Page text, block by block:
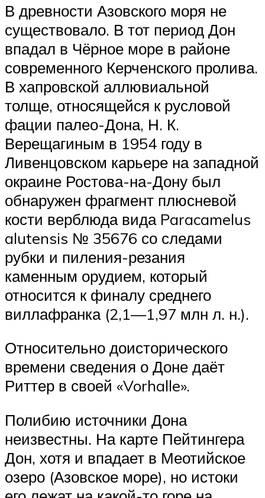
В древности Азовского моря не
существовало. В тот период Дон
впадал в Чёрное море в районе
современного Керченского пролива.
В хапровской аллювиальной
толще, относящейся к русловой
фации палео-Дона, Н. К.
Верещагиным в 1954 году в
Ливенцовском карьере на западной
окраине Ростова-на-Дону был
обнаружен фрагмент плюсневой
кости верблюда вида Paracamelus
alutensis № 35676 со следами
рубки и пиления-резания
каменным орудием, который
относится к финалу среднего
виллафранка (2,1—1,97 млн л. н.).
Относительно доисторического
времени сведения о Доне даёт
Риттер в своей «Vorhalle».
Полибию источники Дона
неизвестны. На карте Пейтингера
Дон, хотя и впадает в Меотийское
озеро (Азовское море), но истоки